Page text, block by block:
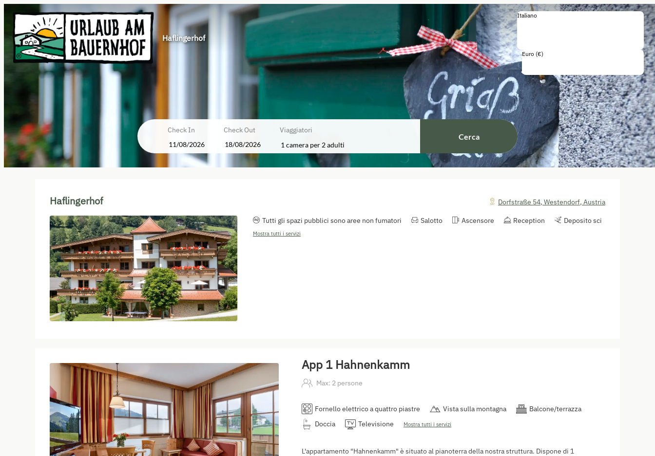
Haflingerhof
Check In Check Out Viaggiatori
1 camera per 2 adulti
Cerca
Italiano
Euro (€)
Haflingerhof Dorfstraße 54, Westendorf, Austria
Tutti gli spazi pubblici sono aree non fumatori Salotto Ascensore Reception Deposito sci
Mostra tutti i servizi
App 1 Hahnenkamm
Max: 2 persone
Fornello elettrico a quattro piastre Vista sulla montagna
Balcone/terrazza
Doccia
Televisione Mostra tutti i servizi
L'appartamento "Hahnenkamm" è situato al pianoterra della nostra struttura. Dispone di 1